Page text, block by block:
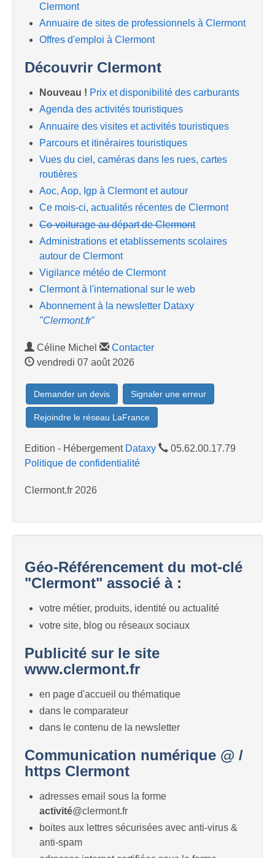
Clermont
Annuaire de sites de professionnels à Clermont
Offres d'emploi à Clermont
Découvrir Clermont
Nouveau ! Prix et disponibilité des carburants
Agenda des activités touristiques
Annuaire des visites et activités touristiques
Parcours et itinéraires touristiques
Vues du ciel, caméras dans les rues, cartes
routières
Aoc, Aop, Igp à Clermont et autour
Ce mois-ci, actualités récentes de Clermont
Co-voiturage au départ de Clermont
Administrations et etablissements scolaires
autour de Clermont
Vigilance météo de Clermont
Clermont à l'international sur le web
Abonnement à la newsletter Dataxy
"Clermont.fr"
Céline Michel
Contacter
vendredi 07 août 2026
Demander un devis Signaler une erreur
Rejoindre le réseau LaFrance
Edition - Hébergement Dataxy
05.62.00.17.79
Politique de confidentialité
Clermont.fr 2026
Géo-Référencement du mot-clé
"Clermont" associé à :
votre métier, produits, identité ou actualité
votre site, blog ou réseaux sociaux
Publicité sur le site
www.clermont.fr
en page d'accueil ou thématique
dans le comparateur
dans le contenu de la newsletter
Communication numérique @ /
https Clermont
adresses email sous la forme
activité@clermont.fr
boites aux lettres sécurisées avec anti-virus &
anti-spam